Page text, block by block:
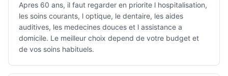
Apres 60 ans, il faut regarder en priorite l hospitalisation,
les soins courants, l optique, le dentaire, les aides
auditives, les medecines douces et l assistance a
domicile. Le meilleur choix depend de votre budget et
de vos soins habituels.